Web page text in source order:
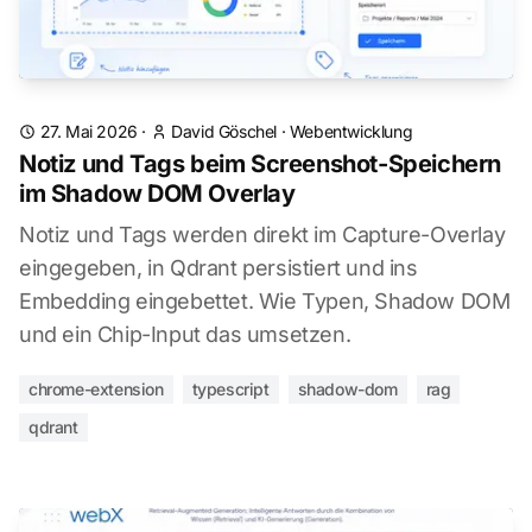
27. Mai 2026 · David Göschel · Webentwicklung
Notiz und Tags beim Screenshot-Speichern
im Shadow DOM Overlay
Notiz und Tags werden direkt im Capture-Overlay
eingegeben, in Qdrant persistiert und ins
Embedding eingebettet. Wie Typen, Shadow DOM
und ein Chip-Input das umsetzen.
chrome-extension typescript shadow-dom
rag
qdrant